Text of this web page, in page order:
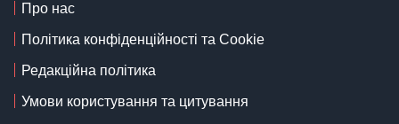
Про нас
Політика конфіденційності та Cookie
Редакційна політика
Умови користування та цитування